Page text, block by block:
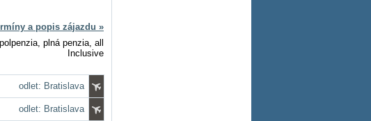
a popis zájazdu »
plná penzia, all
Inclusive
odlet: Bratislava
odlet: Bratislava